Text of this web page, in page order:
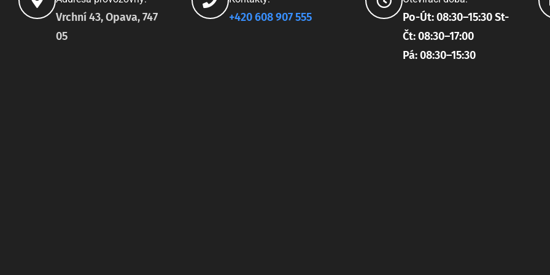
Vrchní 43, Opava, 747
05
+420 608 907 555
Po-Út: 08:30–15:30 St-
Čt: 08:30–17:00
Pá: 08:30–15:30